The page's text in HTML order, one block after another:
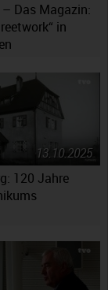
– Das Magazin:
in
120 Jahre
13.10.2025